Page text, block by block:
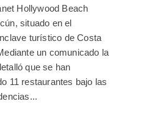
Hollywood Beach
situado en el
turístico de Costa
un comunicado la
que se han
11 restaurantes bajo las